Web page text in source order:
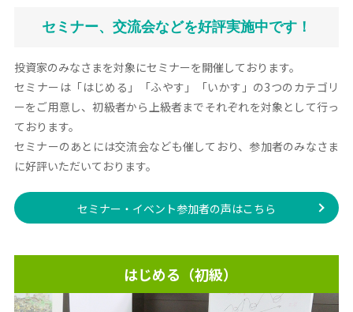
セミナー、交流会などを好評実施中です！
投資家のみなさまを対象にセミナーを開催しております。
セミナーは「はじめる」「ふやす」「いかす」の3つのカテゴリ
ーをご用意し、初級者から上級者までそれぞれを対象として行っ
ております。
セミナーのあとには交流会なども催しており、参加者のみなさま
に好評いただいております。
セミナー・イベント参加者の声はこちら
はじめる（初級）